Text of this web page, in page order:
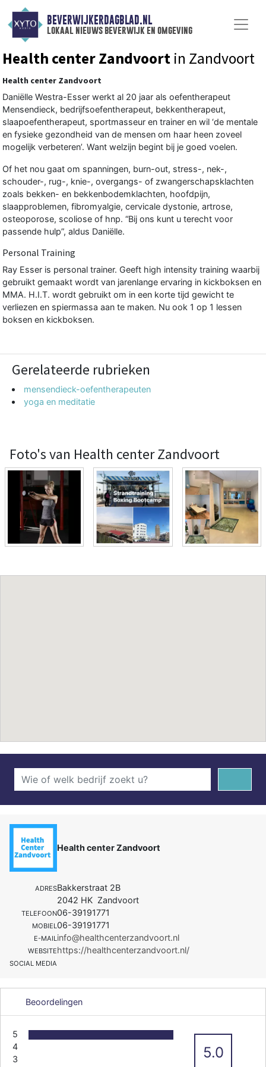
BEVERWIJKERDAGBLAD.NL
lokaal nieuws beverwijk en omgeving
Health center Zandvoort in Zandvoort
Health center Zandvoort
Daniëlle Westra-Esser werkt al 20 jaar als oefentherapeut
Mensendieck, bedrijfsoefentherapeut, bekkentherapeut,
slaapoefentherapeut, sportmasseur en trainer en wil ‘de mentale
en fysieke gezondheid van de mensen om haar heen zoveel
mogelijk verbeteren’. Want welzijn begint bij je goed voelen.
Of het nou gaat om spanningen, burn-out, stress-, nek-,
schouder-, rug-, knie-, overgangs- of zwangerschapsklachten
zoals bekken- en bekkenbodemklachten, hoofdpijn,
slaapproblemen, fibromyalgie, cervicale dystonie, artrose,
osteoporose, scoliose of hnp. “Bij ons kunt u terecht voor
passende hulp”, aldus Daniëlle.
Personal Training
Ray Esser is personal trainer. Geeft high intensity training waarbij
gebruikt gemaakt wordt van jarenlange ervaring in kickboksen en
MMA. H.I.T. wordt gebruikt om in een korte tijd gewicht te
verliezen en spiermassa aan te maken. Nu ook 1 op 1 lessen
boksen en kickboksen.
Gerelateerde rubrieken
mensendieck-oefentherapeuten
yoga en meditatie
Foto's van Health center Zandvoort
Health center Zandvoort
ADRESBakkerstraat 2B
2042 HK Zandvoort
TELEFOON06-39191771
MOBIEL06-39191771
E-MAILinfo@healthcenterzandvoort.nl
WEBSITEhttps://healthcenterzandvoort.nl/
SOCIAL MEDIA
Beoordelingen
5
4
3
5.0